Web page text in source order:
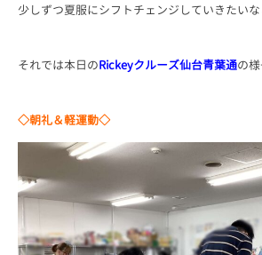
少しずつ夏服にシフトチェンジしていきたい
それでは本日のRickeyクルーズ仙台青葉通の
◇朝礼＆軽運動◇